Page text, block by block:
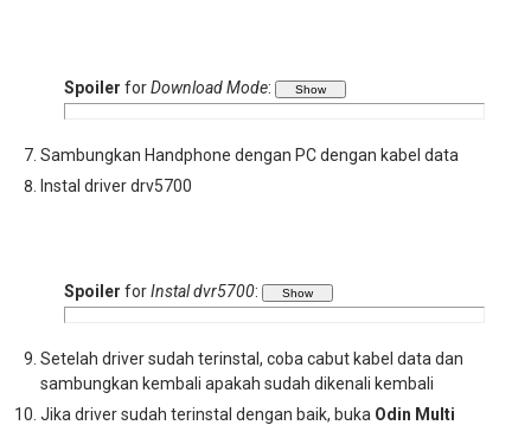
Spoiler forDownload Mode:
Sambungkan Handphone dengan PC dengan kabel data
Instal driver drv5700
Spoiler forInstal dvr5700:
Setelah driver sudah terinstal, coba cabut kabel data dan
sambungkan kembali apakah sudah dikenali kembali
Jika driver sudah terinstal dengan baik, buka Odin Multi